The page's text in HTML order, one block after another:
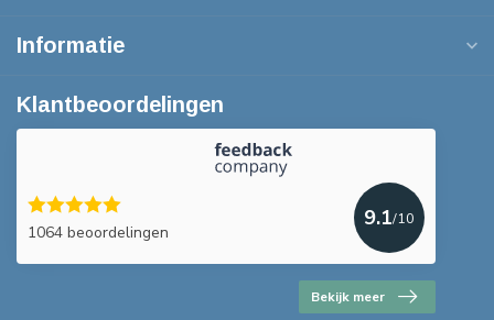
Informatie
Klantbeoordelingen
1064 beoordelingen
9.1/10
Bekijk meer